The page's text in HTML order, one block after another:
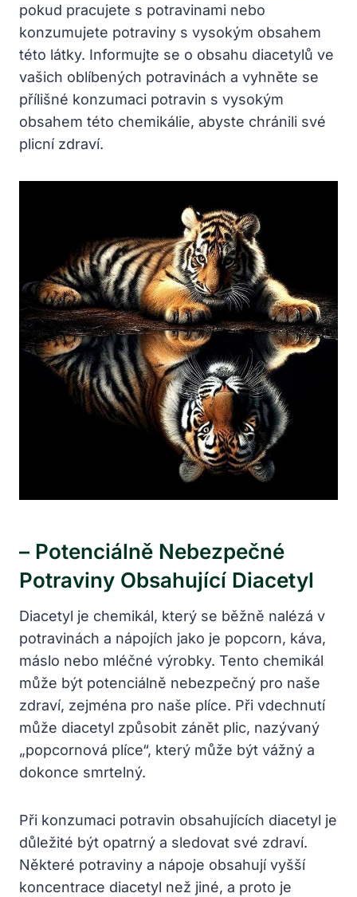
pokud pracujete s potravinami nebo
konzumujete potraviny s vysokým obsahem
této látky. Informujte se o obsahu diacetylů ve
vašich oblíbených potravinách a vyhněte se
přílišné konzumaci potravin s vysokým
obsahem této chemikálie, abyste chránili své
plicní zdraví.
– Potenciálně Nebezpečné
Potraviny Obsahující Diacetyl
Diacetyl je chemikál, který se běžně nalézá v
potravinách a nápojích jako je popcorn, káva,
máslo nebo mléčné výrobky. Tento chemikál
může být potenciálně nebezpečný pro naše
zdraví, zejména pro naše plíce. Při vdechnutí
může diacetyl způsobit zánět plic, nazývaný
„popcornová plíce“, který může být vážný a
dokonce smrtelný.
Při konzumaci potravin obsahujících diacetyl je
důležité být opatrný a sledovat své zdraví.
Některé potraviny a nápoje obsahují vyšší
koncentrace diacetyl než jiné, a proto je